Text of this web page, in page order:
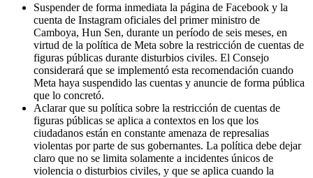
Suspender de forma inmediata la página de Facebook y la
cuenta de Instagram oficiales del primer ministro de
Camboya, Hun Sen, durante un período de seis meses, en
virtud de la política de Meta sobre la restricción de cuentas de
figuras públicas durante disturbios civiles. El Consejo
considerará que se implementó esta recomendación cuando
Meta haya suspendido las cuentas y anuncie de forma pública
que lo concretó.
Aclarar que su política sobre la restricción de cuentas de
figuras públicas se aplica a contextos en los que los
ciudadanos están en constante amenaza de represalias
violentas por parte de sus gobernantes. La política debe dejar
claro que no se limita solamente a incidentes únicos de
violencia o disturbios civiles, y que se aplica cuando la